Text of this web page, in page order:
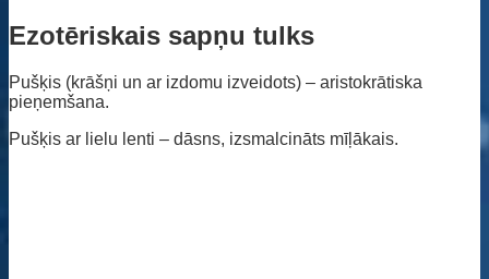
Ezotēriskais sapņu tulks
Pušķis (krāšņi un ar izdomu izveidots) – aristokrātiska
pieņemšana.
Pušķis ar lielu lenti – dāsns, izsmalcināts mīļākais.